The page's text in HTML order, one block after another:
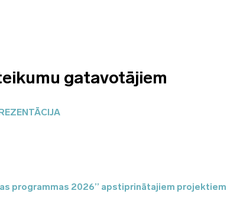
gatavotājiem
programmas 2026” apstiprinātajiem projektiem